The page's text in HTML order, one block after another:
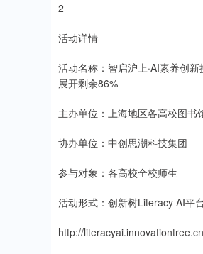
2
活动详情
活动名称：智启沪上·AI素养创新
展开剩余86%
主办单位：上海地区各高校图书
协办单位：中创思潮科技集团
参与对象：各高校全校师生
活动形式：创新树Literacy AI平
http://